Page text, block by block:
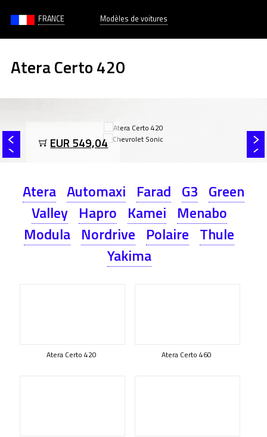
FRANCE Modèles de voitures
Atera Certo 420
EUR 549,04
Atera Automaxi Farad G3 Green
Valley Hapro Kamei Menabo
Modula Nordrive Polaire Thule
Yakima
Atera Certo 420 Atera Certo 460